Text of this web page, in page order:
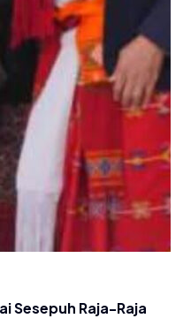
Sesepuh Raja-Raja